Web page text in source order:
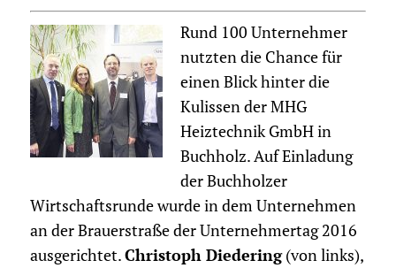
Rund 100 Unternehmer
nutzten die Chance für
einen Blick hinter die
Kulissen der MHG
Heiztechnik GmbH in
Buchholz. Auf Einladung
der Buchholzer
Wirtschaftsrunde wurde in dem Unternehmen
an der Brauerstraße der Unternehmertag 2016
ausgerichtet.Christoph Diedering(von links),